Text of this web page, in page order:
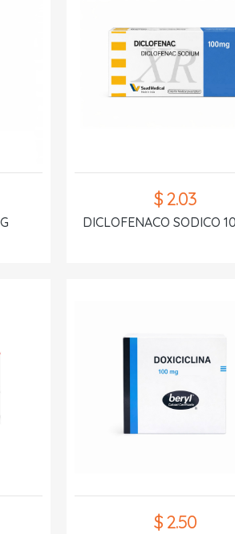
$ 2.03
DICLOFENACO SODICO
$ 2.50